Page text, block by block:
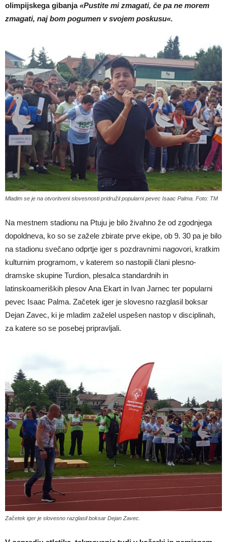
olimpijskega gibanja«Pustite mi zmagati, če pa ne morem
zmagati, naj bom pogumen v svojem poskusu«.
Mladim se je na otvoritveni slovesnosti pridružil popularni pevec Isaac Palma. Foto: TM
Na mestnem stadionu na Ptuju je bilo živahno že od zgodnjega
dopoldneva, ko so se zažele zbirate prve ekipe, ob 9. 30 pa je bilo
na stadionu svečano odprtje iger s pozdravnimi nagovori, kratkim
kulturnim programom, v katerem so nastopili člani plesno-
dramske skupine Turdion, plesalca standardnih in
latinskoameriških plesov Ana Ekart in Ivan Jarnec ter popularni
pevec Isaac Palma. Začetek iger je slovesno razglasil boksar
Dejan Zavec, ki je mladim zaželel uspešen nastop v disciplinah,
za katere so se posebej pripravljali.
Začetek iger je slovesno razglasil boksar Dejan Zavec.